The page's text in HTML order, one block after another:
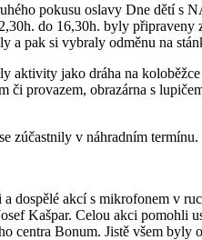
pokusu oslavy Dne dětí
do 16,30h. byly
pak si vybraly odměnu na
jako dráha na
provazem, obrazárna s
zúčastnily v náhradním termínu.
akcí s mikrofonem v
Kašpar. Celou akci pomohli
Bonum. Jistě všem byly